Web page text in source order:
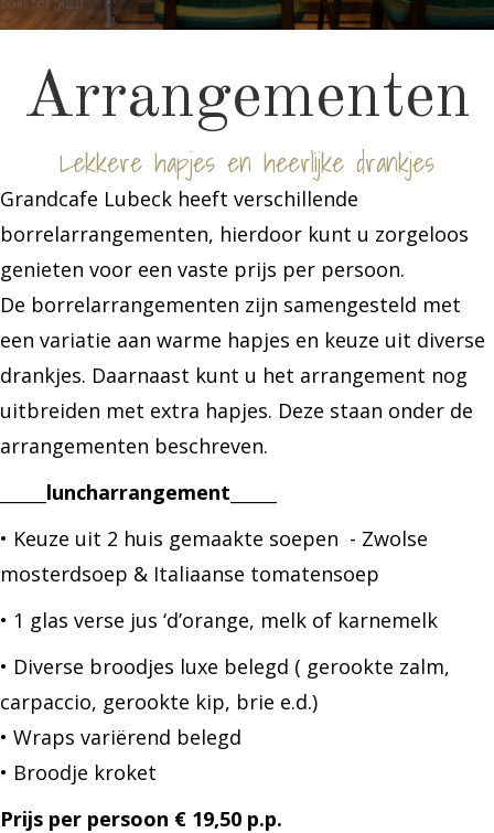
Arrangementen
Lekkere hapjes en heerlijke drankjes
Grandcafe Lubeck heeft verschillende
borrelarrangementen, hierdoor kunt u zorgeloos
genieten voor een vaste prijs per persoon.
De borrelarrangementen zijn samengesteld met
een variatie aan warme hapjes en keuze uit diverse
drankjes. Daarnaast kunt u het arrangement nog
uitbreiden met extra hapjes. Deze staan onder de
arrangementen beschreven.
______luncharrangement______
• Keuze uit 2 huis gemaakte soepen - Zwolse
mosterdsoep & Italiaanse tomatensoep
• 1 glas verse jus ‘d’orange, melk of karnemelk
• Diverse broodjes luxe belegd ( gerookte zalm,
carpaccio, gerookte kip, brie e.d.)
• Wraps variërend belegd
• Broodje kroket
Prijs per persoon € 19,50 p.p.